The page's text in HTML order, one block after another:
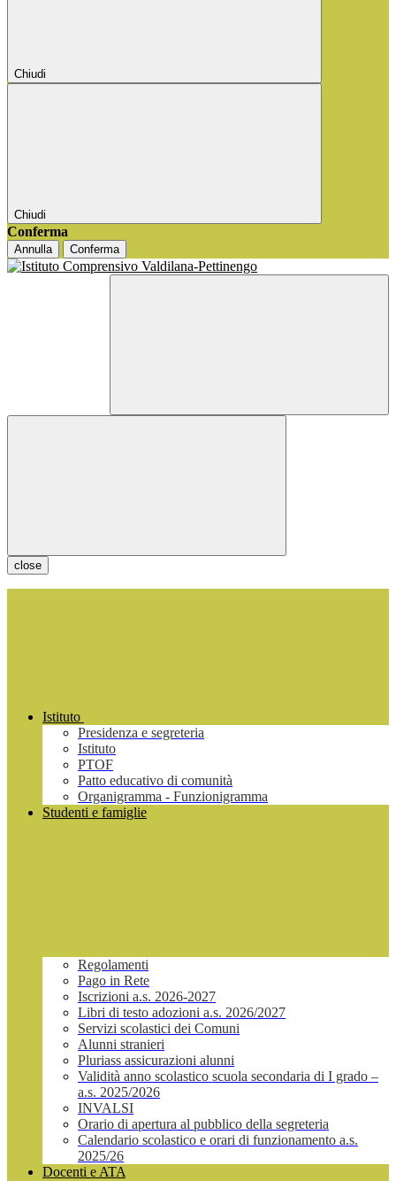
Chiudi
Chiudi
Conferma
Annulla Conferma
close
Istituto
Presidenza e segreteria
Istituto
PTOF
Patto educativo di comunità
Organigramma - Funzionigramma
Studenti e famiglie
Regolamenti
Pago in Rete
Iscrizioni a.s. 2026-2027
Libri di testo adozioni a.s. 2026/2027
Servizi scolastici dei Comuni
Alunni stranieri
Pluriass assicurazioni alunni
Validità anno scolastico scuola secondaria di I grado –
a.s. 2025/2026
INVALSI
Orario di apertura al pubblico della segreteria
Calendario scolastico e orari di funzionamento a.s.
2025/26
Docenti e ATA